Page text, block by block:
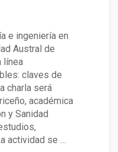
e ingeniería en
Austral de
línea
claves de
charla será
académica
y Sanidad
actividad se …